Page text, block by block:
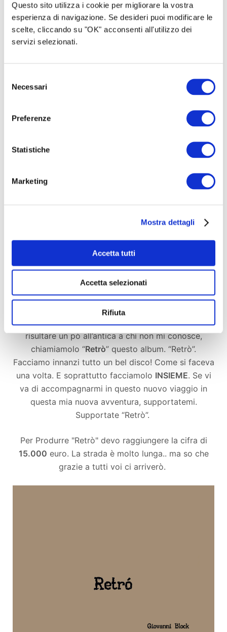
Questo sito utilizza i cookie per migliorare la vostra
esperienza di navigazione. Se desideri puoi modificare le
scelte, cliccando su "OK" acconsenti all'utilizzo dei
servizi selezionati.
delNecessari
Preferenze
Statistiche
Marketing
Mostra dettagli
Accetta tutti
Accetta selezionati
Rifiuta
L’esperienza di questi anni ha imposto a tanti artisti
di guardare al futuro immaginandosi nuove strade.
Anche io ho guardato al futuro, ma cercandolo nel
mio passato, anche quello più recente.
Così ho riascoltato quelle canzoni che spesso ho
l’amore e il veliero
che fanno parte di quel mondo della Canzone
D’autore Italiana che mi ha cresciuto e di cui mi
sento felicemente figlio. E così è nata l’idea. Mettere
tutti questi brani in un unico album (insieme a vari
inediti ovviamente). E se questa canzoni dovessero
risultare un pò all’antica a chi non mi conosce,
chiamiamolo “Retrò” questo album. “Retrò”.
Facciamo innanzi tutto un bel disco! Come si faceva
una volta. E soprattutto facciamolo INSIEME. Se vi
va di accompagnarmi in questo nuovo viaggio in
questa mia nuova avventura, supportatemi.
Supportate “Retrò”.
Per Produrre "Retrò" devo raggiungere la cifra di
15.000 euro. La strada è molto lunga.. ma so che
grazie a tutti voi ci arriverò.